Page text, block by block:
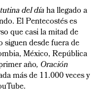
del díaha llegado a
El Pentecostés es
que casi la mitad de
siguen desde fuera de
México, República
año, Oración
más de 11.000 veces y